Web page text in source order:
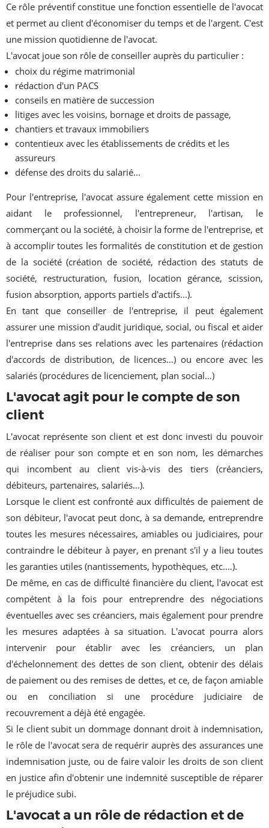
Ce rôle préventif constitue une fonction essentielle de l'avocat
et permet au client d'économiser du temps et de l'argent. C'est
une mission quotidienne de l'avocat.
L'avocat joue son rôle de conseiller auprès du particulier :
choix du régime matrimonial
rédaction d'un PACS
conseils en matière de succession
litiges avec les voisins, bornage et droits de passage,
chantiers et travaux immobiliers
contentieux avec les établissements de crédits et les
assureurs
défense des droits du salarié...
Pour l'entreprise, l'avocat assure également cette mission en
aidant le professionnel, l'entrepreneur, l'artisan, le
commerçant ou la société, à choisir la forme de l'entreprise, et
à accomplir toutes les formalités de constitution et de gestion
de la société (création de société, rédaction des statuts de
société, restructuration, fusion, location gérance, scission,
fusion absorption, apports partiels d'actifs...).
En tant que conseiller de l'entreprise, il peut également
assurer une mission d'audit juridique, social, ou fiscal et aider
l'entreprise dans ses relations avec les partenaires (rédaction
d'accords de distribution, de licences…) ou encore avec les
salariés (procédures de licenciement, plan social…)
L'avocat agit pour le compte de son
client
L'avocat représente son client et est donc investi du pouvoir
de réaliser pour son compte et en son nom, les démarches
qui incombent au client vis-à-vis des tiers (créanciers,
débiteurs, partenaires, salariés…).
Lorsque le client est confronté aux difficultés de paiement de
son débiteur, l'avocat peut donc, à sa demande, entreprendre
toutes les mesures nécessaires, amiables ou judiciaires, pour
contraindre le débiteur à payer, en prenant s'il y a lieu toutes
les garanties utiles (nantissements, hypothèques, etc.…).
De même, en cas de difficulté financière du client, l'avocat est
compétent à la fois pour entreprendre des négociations
éventuelles avec ses créanciers, mais également pour prendre
les mesures adaptées à sa situation. L'avocat pourra alors
intervenir pour établir avec les créanciers, un plan
d'échelonnement des dettes de son client, obtenir des délais
de paiement ou des remises de dettes, et ce, de façon amiable
ou en conciliation si une procédure judiciaire de
recouvrement a déjà été engagée.
Si le client subit un dommage donnant droit à indemnisation,
le rôle de l'avocat sera de requérir auprès des assurances une
indemnisation juste, ou de faire valoir les droits de son client
en justice afin d'obtenir une indemnité susceptible de réparer
le préjudice subi.
L'avocat a un rôle de rédaction et de